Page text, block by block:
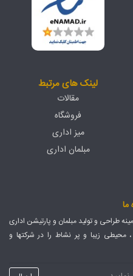
لینک های مرتبط
مقالات
فروشگاه
میز اداری
مبلمان اداری
ما
از 15 سال سابقه در زمینه طراحی و تولید مبلمان و پارتیشن اداری
محیطی زیبا و پر نشاط را در شرکتها و